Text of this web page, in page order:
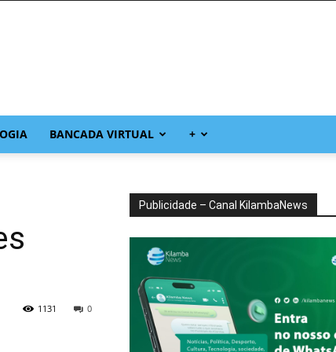
BANCADA VIRTUAL +
0
1131
Publicidade – Canal KilambaNews